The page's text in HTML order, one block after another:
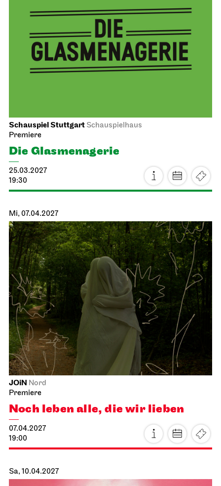
Schauspiel Stuttgart Schauspielhaus
Premiere
Die Glas­menagerie
25.03.2027
19:30
Mi, 07.04.2027
JOiN Nord
Premiere
Noch leben alle, die wir lieben
07.04.2027
19:00
Sa, 10.04.2027